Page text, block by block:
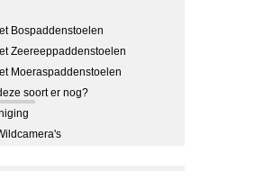
Bospaddenstoelen
Zeereeppaddenstoelen
Moeraspaddenstoelen
soort er nog?